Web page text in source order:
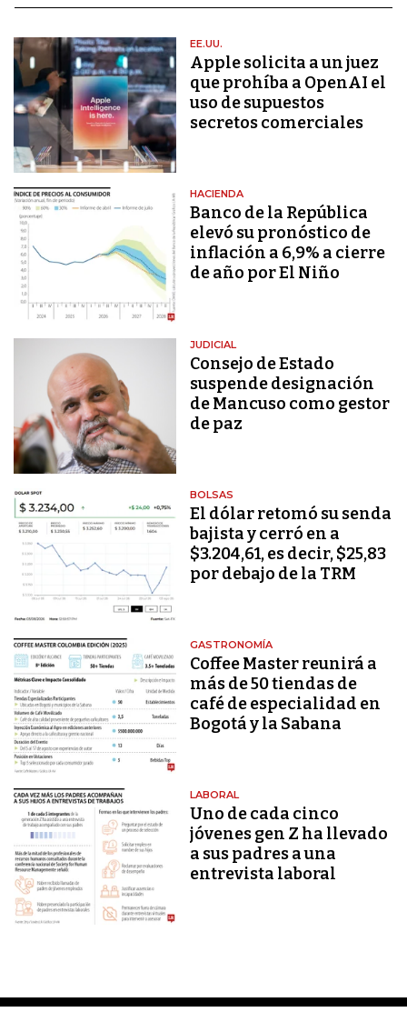
EE.UU.
Apple solicita a un juez
que prohíba a OpenAI el
uso de supuestos
secretos comerciales
HACIENDA
Banco de la República
elevó su pronóstico de
inflación a 6,9% a cierre
de año por El Niño
JUDICIAL
Consejo de Estado
suspende designación
de Mancuso como gestor
de paz
BOLSAS
El dólar retomó su senda
bajista y cerró en a
$3.204,61, es decir, $25,83
por debajo de la TRM
GASTRONOMÍA
Coffee Master reunirá a
más de 50 tiendas de
café de especialidad en
Bogotá y la Sabana
LABORAL
Uno de cada cinco
jóvenes gen Z ha llevado
a sus padres a una
entrevista laboral